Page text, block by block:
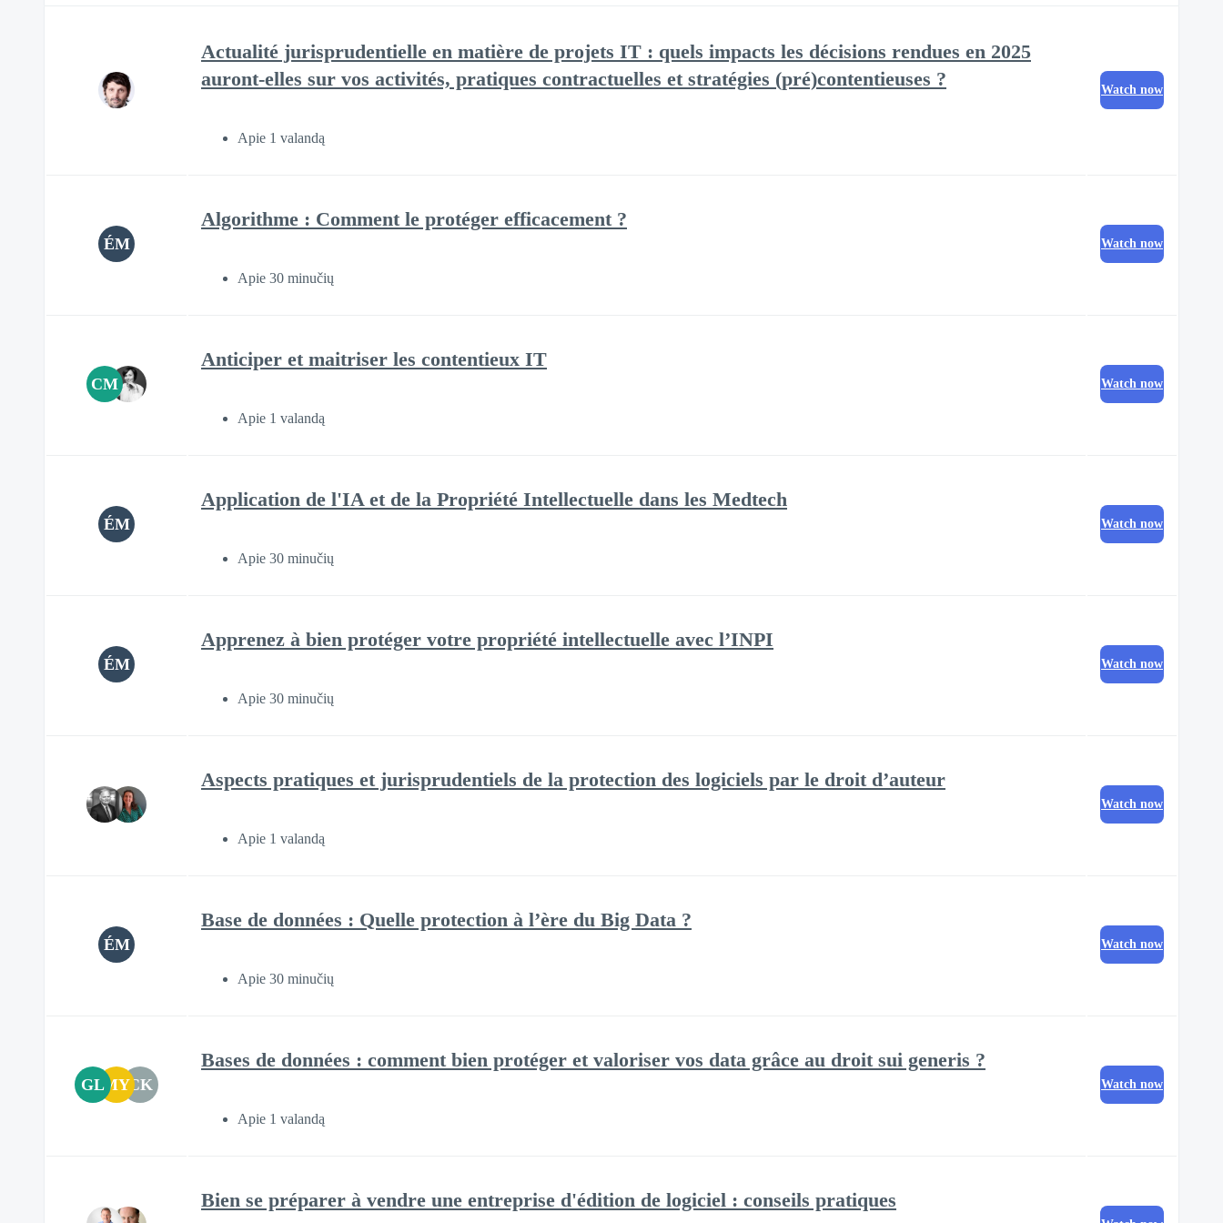
Actualité jurisprudentielle en matière de projets IT : quels impacts les décisions rendues en 2025
auront-elles sur vos activités, pratiques contractuelles et stratégies (pré)contentieuses ?
Apie 1 valandą
Watch now
ÉM
Algorithme : Comment le protéger efficacement ?
Apie 30 minučių
Watch now
CM
Anticiper et maitriser les contentieux IT
Apie 1 valandą
Watch now
ÉM
Application de l'IA et de la Propriété Intellectuelle dans les Medtech
Apie 30 minučių
Watch now
ÉM
Apprenez à bien protéger votre propriété intellectuelle avec l’INPI
Apie 30 minučių
Watch now
Aspects pratiques et jurisprudentiels de la protection des logiciels par le droit d’auteur
Apie 1 valandą
Watch now
ÉM
Base de données : Quelle protection à l’ère du Big Data ?
Apie 30 minučių
Watch now
GLMYCK
Bases de données : comment bien protéger et valoriser vos data grâce au droit sui generis ?
Apie 1 valandą
Watch now
Bien se préparer à vendre une entreprise d'édition de logiciel : conseils pratiques